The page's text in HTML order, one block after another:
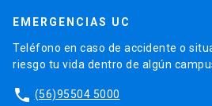
EMERGENCIAS UC
Teléfono en caso de accidente o
riesgo tu vida dentro de algún
phone (56)95504 5000